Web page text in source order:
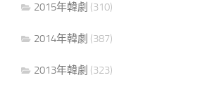
2015年韓劇 (310)
2014年韓劇 (387)
2013年韓劇 (323)